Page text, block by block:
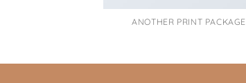
ANOTHER PRINT PACKAGE